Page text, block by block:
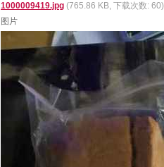
1000009419.jpg (765.86 KB, 下载次数: 60)
图片